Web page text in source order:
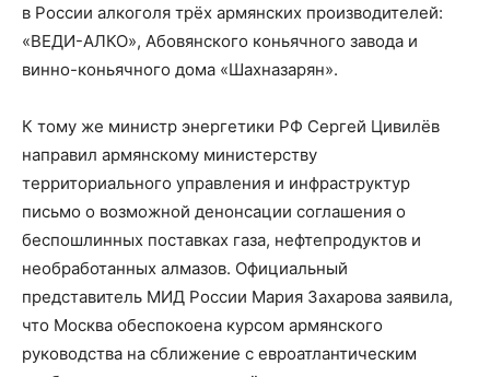
в России алкоголя трёх армянских производителей:
«ВЕДИ-АЛКО», Абовянского коньячного завода и
винно-коньячного дома «Шахназарян».
К тому же министр энергетики РФ Сергей Цивилёв
направил армянскому министерству
территориального управления и инфраструктур
письмо о возможной денонсации соглашения о
беспошлинных поставках газа, нефтепродуктов и
необработанных алмазов. Официальный
представитель МИД России Мария Захарова заявила,
что Москва обеспокоена курсом армянского
руководства на сближение с евроатлантическим